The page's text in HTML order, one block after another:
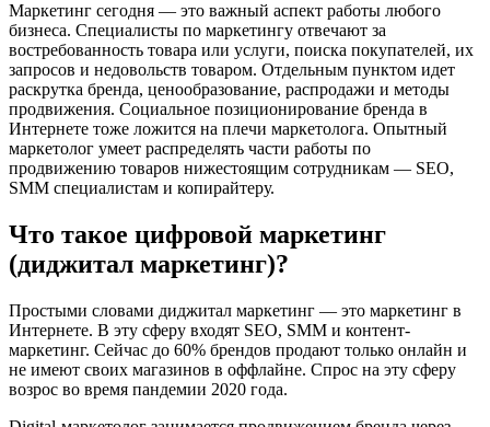
Маркетинг сегодня — это важный аспект работы любого
бизнеса. Специалисты по маркетингу отвечают за
востребованность товара или услуги, поиска покупателей, их
запросов и недовольств товаром. Отдельным пунктом идет
раскрутка бренда, ценообразование, распродажи и методы
продвижения. Социальное позиционирование бренда в
Интернете тоже ложится на плечи маркетолога. Опытный
маркетолог умеет распределять части работы по
продвижению товаров нижестоящим сотрудникам — SEO,
SMM специалистам и копирайтеру.
Что такое цифровой маркетинг
(диджитал маркетинг)?
Простыми словами диджитал маркетинг — это маркетинг в
Интернете. В эту сферу входят SEO, SMM и контент-
маркетинг. Сейчас до 60% брендов продают только онлайн и
не имеют своих магазинов в оффлайне. Спрос на эту сферу
возрос во время пандемии 2020 года.